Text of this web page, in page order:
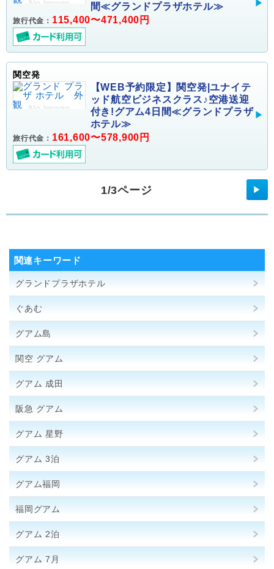
間≪グランドプラザホテル≫
旅行代金： 115,400〜471,400円
関空発
【WEB予約限定】関空発|ユナイテ
ッド航空ビジネスクラス♪空港送迎
付き!グアム4日間≪グランドプラザ
ホテル≫
旅行代金： 161,600〜578,900円
1/3ページ ▶
関連キーワード
グランドプラザホテル
ぐあむ
グアム島
関空 グアム
グアム 成田
阪急 グアム
グアム 星野
グアム 3泊
グアム福岡
福岡グアム
グアム 2泊
グアム 7月